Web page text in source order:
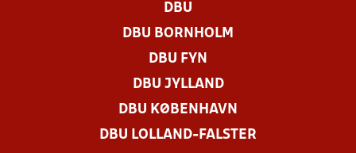
DBU
DBU BORNHOLM
DBU FYN
DBU JYLLAND
DBU KØBENHAVN
DBU LOLLAND-FALSTER